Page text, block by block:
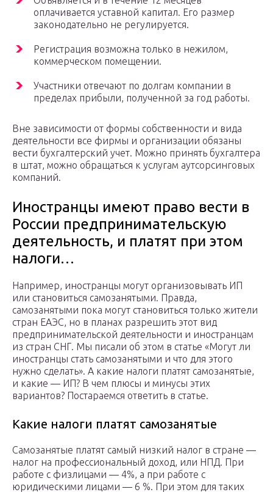
оплачивается уставной капитал. Его размер
законодательно не регулируется.
Регистрация возможна только в нежилом,
коммерческом помещении.
Участники отвечают по долгам компании в
пределах прибыли, полученной за год работы.
Вне зависимости от формы собственности и вида
деятельности все фирмы и организации обязаны
вести бухгалтерский учет. Можно принять бухгалтера
в штат, можно обращаться к услугам аутсорсинговых
компаний.
Иностранцы имеют право вести в
России предпринимательскую
деятельность, и платят при этом
налоги…
Например, иностранцы могут организовывать ИП
или становиться самозанятыми. Правда,
самозанятыми пока могут становиться только жители
стран ЕАЭС, но в планах разрешить этот вид
предпринимательской деятельности и иностранцам
из стран СНГ. Мы писали об этом в статье «Могут ли
иностранцы стать самозанятыми и что для этого
нужно сделать». А какие налоги платят самозанятые,
и какие — ИП? В чем плюсы и минусы этих
вариантов? Постараемся ответить в статье.
Какие налоги платят самозанятые
Самозанятые платят самый низкий налог в стране —
налог на профессиональный доход, или НПД. При
работе с физлицами — 4%, а при работе с
юридическими лицами — 6 %. При этом для таких